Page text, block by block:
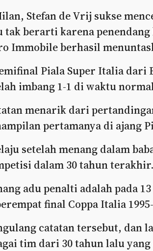
Stefan de Vrij sukse
tak berarti karena
Immobile berhasil
Piala Super Italia dari
imbang 1-1 di waktu
menarik dari
pertamanya di ajang
setelah menang dalam
dalam 30 tahun terakhir.
adu penalti adalah pada
final Coppa Italia
catatan tersebut, dan
tim dari 30 tahun lalu